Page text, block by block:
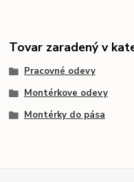
Tovar zaradený v
Pracovné odevy
Montérkove odevy
Montérky do pása